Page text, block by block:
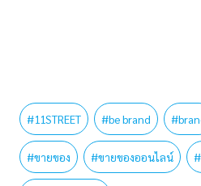
#11STREET #be brand #
#ขายของ #ขายของออนไลน์ #